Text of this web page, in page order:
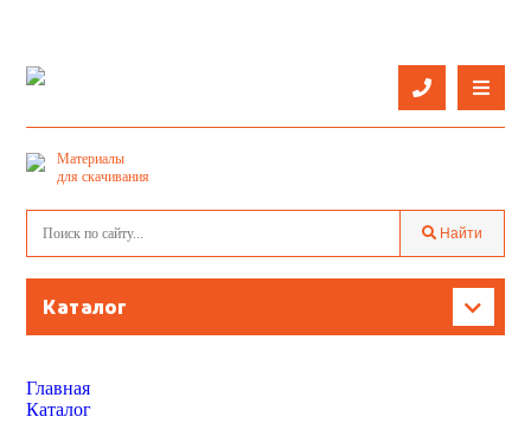
Каталог
Услуги
Доставка
Материалы
для скачивания
Найти
Каталог
Кабельнесущие системы и аксессуары
Главная
Каталог